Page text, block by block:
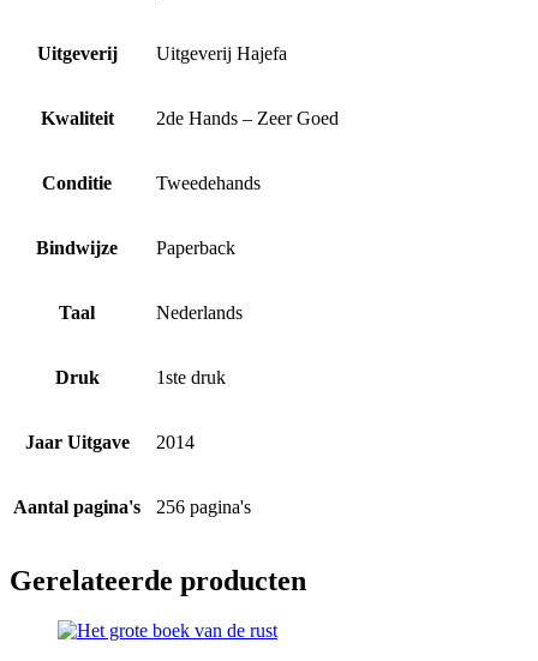
Uitgeverij Uitgeverij Hajefa
Kwaliteit 2de Hands – Zeer Goed
Conditie Tweedehands
Bindwijze Paperback
Taal Nederlands
Druk 1ste druk
Jaar Uitgave 2014
Aantal pagina's 256 pagina's
Gerelateerde producten